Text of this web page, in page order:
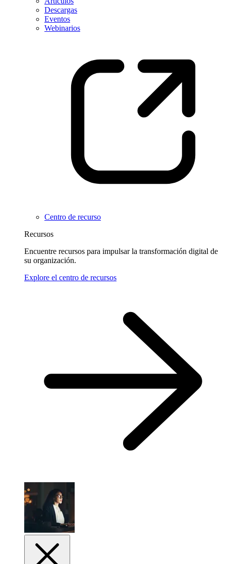
Descargas
Eventos
Webinarios
Centro de recurso
Recursos
Encuentre recursos para impulsar la transformación digital de
su organización.
Explore el centro de recursos